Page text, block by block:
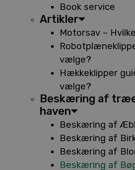
Book service
Artikler
Motorsav –
vælge?
Hækkeklipper
vælge?
Beskæring af
haven
Beskæring af
Beskæring af
Beskæring af
Beskæring af